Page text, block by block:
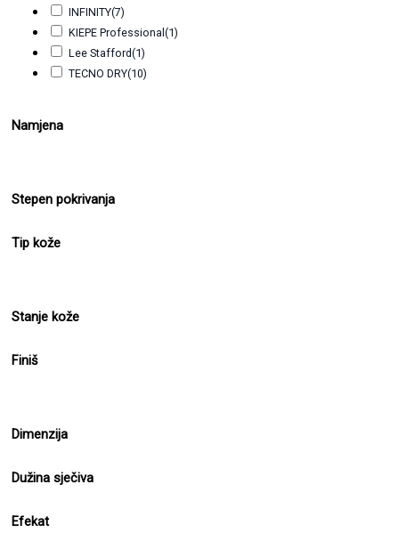
INFINITY(7)
KIEPE Professional (1)
Lee Stafford(1)
TECNO DRY(10)
Namjena
Stepen pokrivanja
Tip kože
Stanje kože
Finiš
Dimenzija
Dužina sječiva
Efekat